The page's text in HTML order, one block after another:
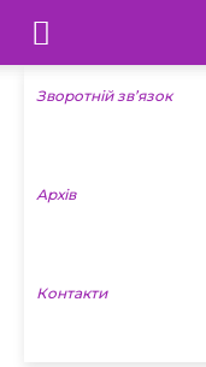
Телебачення
«Капрі»
Новини
Зворотній зв’язок
Архів
Контакти